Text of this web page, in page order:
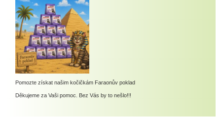
Pomozte získat našim kočičkám Faraonův poklad
Děkujeme za Vaši pomoc. Bez Vás by to nešlo!!!